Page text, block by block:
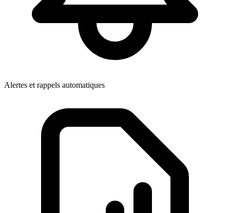
Alertes et rappels automatiques